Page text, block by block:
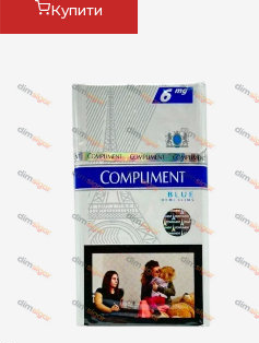
Купити